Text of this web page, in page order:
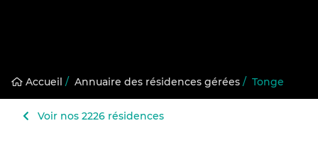
Accueil / Annuaire des résidences gérées / Tonge
Voir nos 2226 résidences